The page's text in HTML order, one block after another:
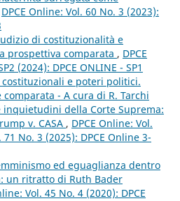
DPCE Online: Vol. 60 No. 3 (2023):
di costituzionalità e
prospettiva comparata , DPCE
(2024): DPCE ONLINE - SP1
e poteri politici.
- A cura di R. Tarchi
inquietudini della Corte Suprema:
v. CASA , DPCE Online: Vol.
No. 3 (2025): DPCE Online 3-
ed eguaglianza dentro
un ritratto di Ruth Bader
Vol. 45 No. 4 (2020): DPCE